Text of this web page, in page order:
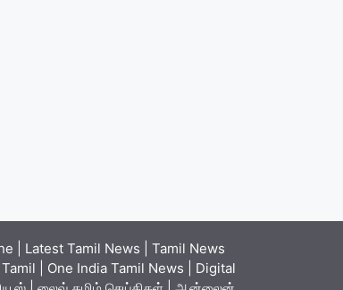
| Latest Tamil News | Tamil News
| One India Tamil News | Digital